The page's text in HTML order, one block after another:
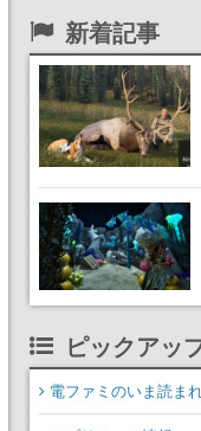
新着記事
ピックアッ
電ファミのいま読ま